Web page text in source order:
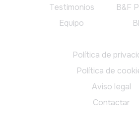
Testimonios
Equipo
B&F
Política de
Política de
Aviso legal
Contactar